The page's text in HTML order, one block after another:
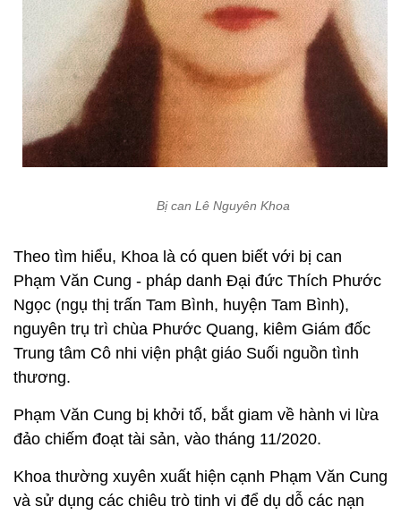
Bị can Lê Nguyên Khoa
Theo tìm hiểu, Khoa là có quen biết với bị can
Phạm Văn Cung - pháp danh Đại đức Thích Phước
Ngọc (ngụ thị trấn Tam Bình, huyện Tam Bình),
nguyên trụ trì chùa Phước Quang, kiêm Giám đốc
Trung tâm Cô nhi viện phật giáo Suối nguồn tình
thương.
Phạm Văn Cung bị khởi tố, bắt giam về hành vi lừa
đảo chiếm đoạt tài sản, vào tháng 11/2020.
Khoa thường xuyên xuất hiện cạnh Phạm Văn Cung
và sử dụng các chiêu trò tinh vi để dụ dỗ các nạn